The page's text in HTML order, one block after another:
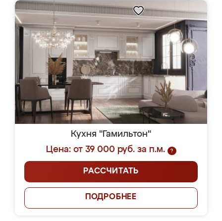
Кухня "Гамильтон"
Цена: от 39 000 руб. за п.м.
?
РАССЧИТАТЬ
ПОДРОБНЕЕ